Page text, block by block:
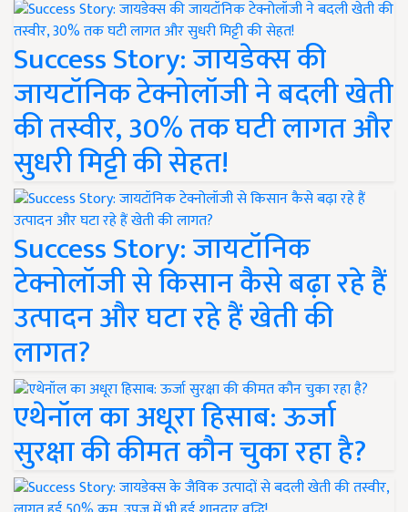
Success Story: जायडेक्स की
जायटॉनिक टेक्नोलॉजी ने बदली खेती
की तस्वीर, 30% तक घटी लागत और
सुधरी मिट्टी की सेहत!
Success Story: जायटॉनिक
टेक्नोलॉजी से किसान कैसे बढ़ा रहे हैं
उत्पादन और घटा रहे हैं खेती की
लागत?
एथेनॉल का अधूरा हिसाब: ऊर्जा
सुरक्षा की कीमत कौन चुका रहा है?